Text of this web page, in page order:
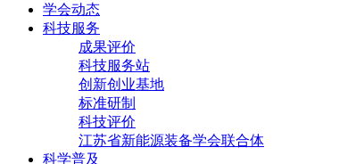
学会动态
科技服务
成果评价
科技服务站
创新创业基地
标准研制
科技评价
江苏省新能源装备学会联合体
科学普及